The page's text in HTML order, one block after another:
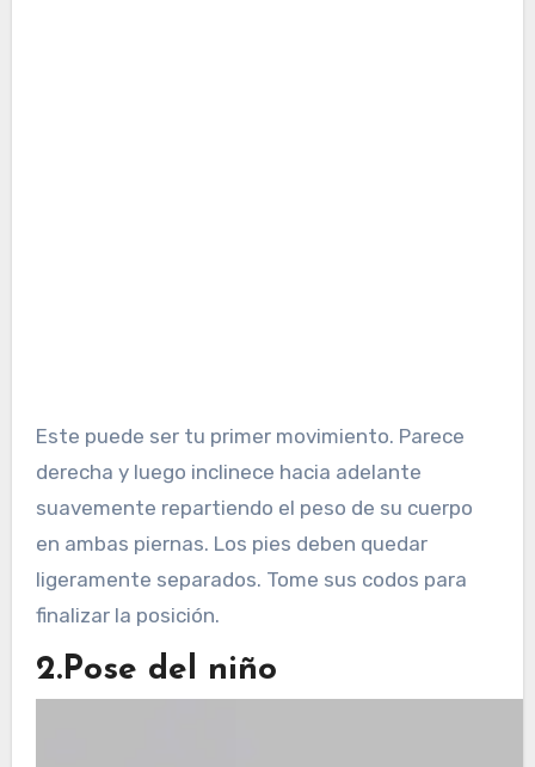
Este puede ser tu primer movimiento. Parece
derecha y luego inclinece hacia adelante
suavemente repartiendo el peso de su cuerpo
en ambas piernas. Los pies deben quedar
ligeramente separados. Tome sus codos para
finalizar la posición.
2.Pose del niño